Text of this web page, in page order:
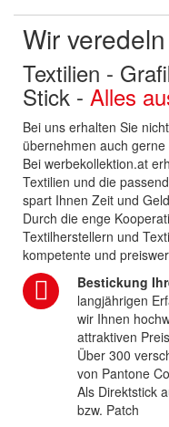
Wir
Textilien -
Stick - Alles
Bei uns erhalten Sie
übernehmen auch
Bei werbekollektion.at
Textilien und die
spart Ihnen Zeit und
Durch die enge
Textilherstellern und
kompetente und
Bestickung
langjährigen
wir Ihnen
attraktiven
Über 300
von Pantone
Als Direktstick
bzw. Patch